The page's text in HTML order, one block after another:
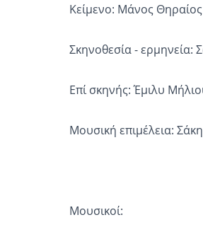
Κείμενο: Μάνος Θηραίος
Σκηνοθεσία - ερμηνεία:
Επί σκηνής: Έμιλυ
Μουσική επιμέλεια:
Μουσικοί: